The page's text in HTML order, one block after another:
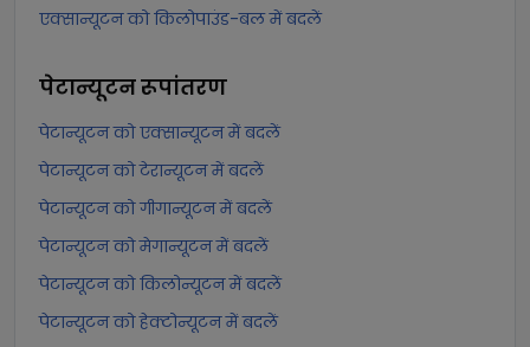
एक्सान्यूटन को किलोपाउंड-बल में बदलें
पेटान्यूटनरूपांतरण
पेटान्यूटन को एक्सान्यूटन में बदलें
पेटान्यूटन को टेरान्यूटन में बदलें
पेटान्यूटन को गीगान्यूटन में बदलें
पेटान्यूटन को मेगान्यूटन में बदलें
पेटान्यूटन को किलोन्यूटन में बदलें
पेटान्यूटन को हेक्टोन्यूटन में बदलें